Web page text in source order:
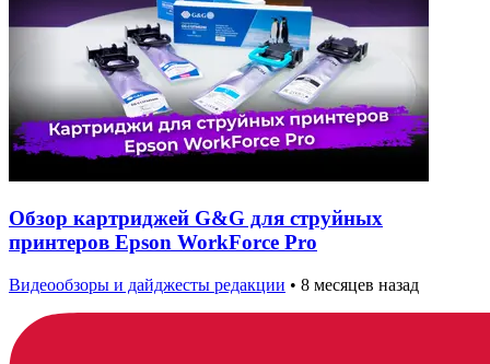
Обзор картриджей G&G для струйных
принтеров Epson WorkForce Pro
Видеообзоры и дайджесты редакции • 8 месяцев назад